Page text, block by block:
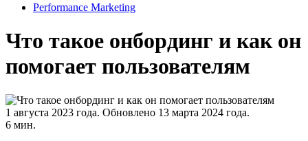
Performance Marketing
Что такое онбординг и как он
помогает пользователям
1 августа 2023 года. Обновлено 13 марта 2024 года.
6 мин.